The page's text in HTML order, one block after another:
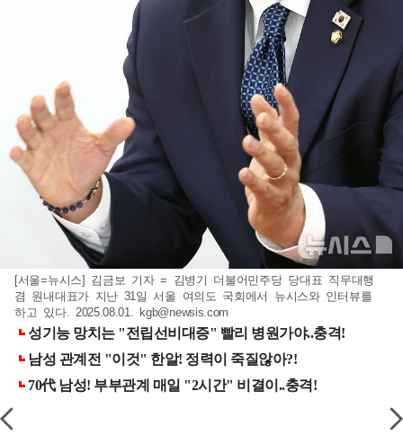
[서울=뉴시스] 김금보 기자 = 김병기 더불어민주당 당대표 직무대행
겸 원내대표가 지난 31일 서울 여의도 국회에서 뉴시스와 인터뷰를
하고 있다. 2025.08.01. kgb@newsis.com